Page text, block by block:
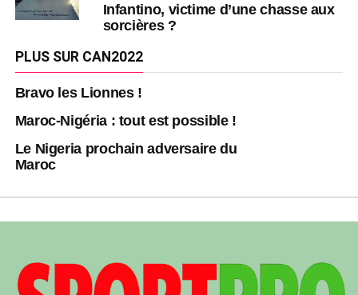
Infantino, victime d’une chasse aux
sorcières ?
PLUS SUR CAN2022
Bravo les Lionnes !
Maroc-Nigéria : tout est possible !
Le Nigeria prochain adversaire du
Maroc